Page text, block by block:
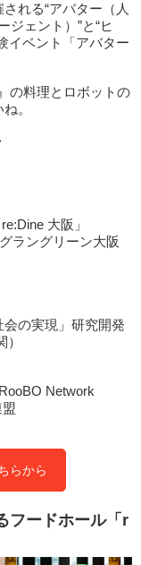
れる“アバター（人
ジェント）”と“ヒ
イベント「アバター
の料理とロボットの
。
大阪」
ラングリーン大阪
会の実現」研究開発
Network
らから
フードホール「r